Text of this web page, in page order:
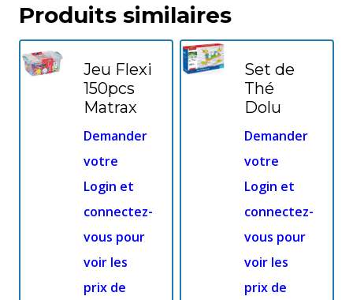
Produits similaires
Jeu Flexi
150pcs
Matrax
Demander
votre
Login et
connectez-
vous pour
voir les
prix de
Set de
Thé
Dolu
Demander
votre
Login et
connectez-
vous pour
voir les
prix de